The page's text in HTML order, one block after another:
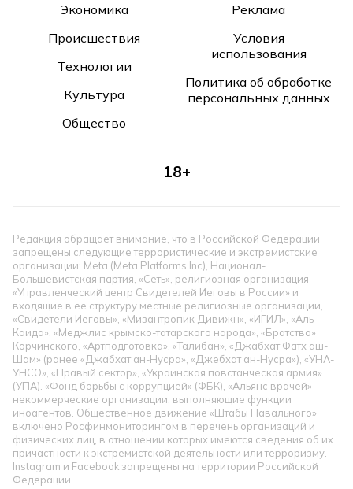
Экономика
Происшествия
Технологии
Культура
Общество
Реклама
Условия
использования
Политика об обработке
персональных данных
18+
Редакция обращает внимание, что в Российской Федерации
запрещены следующие террористические и экстремистские
организации: Meta (Meta Platforms Inc), Национал-
Большевистская партия, «Сеть», религиозная организация
«Управленческий центр Свидетелей Иеговы в России» и
входящие в ее структуру местные религиозные организации,
«Свидетели Иеговы», «Мизантропик Дивижн», «ИГИЛ», «Аль-
Каида», «Меджлис крымско-татарского народа», «Братство»
Корчинского, «Артподготовка», «Талибан», «Джабхат Фатх аш-
Шам» (ранее «Джабхат ан-Нусра», «Джебхат ан-Нусра»), «УНА-
УНСО», «Правый сектор», «Украинская повстанческая армия»
(УПА). «Фонд борьбы с коррупцией» (ФБК), «Альянс врачей» —
некоммерческие организации, выполняющие функции
иноагентов. Общественное движение «Штабы Навального»
включено Росфинмониторингом в перечень организаций и
физических лиц, в отношении которых имеются сведения об их
причастности к экстремистской деятельности или терроризму.
Instagram и Facebook запрещены на территории Российской
Федерации.